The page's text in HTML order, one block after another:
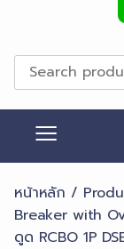
หน้าหลัก /
Breaker with
ดูด RCBO 1P